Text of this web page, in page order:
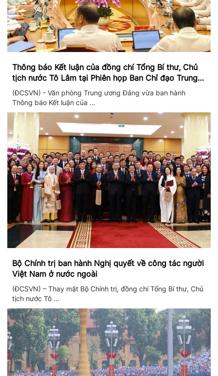
Thông báo Kết luận của đồng chí Tổng Bí thư, Chủ
tịch nước Tô Lâm tại Phiên họp Ban Chỉ đạo Trung
ương thực hiện Nghị quyết 57
(ĐCSVN) - Văn phòng Trung ương Đảng vừa ban hành
Thông báo Kết luận của ...
Bộ Chính trị ban hành Nghị quyết về công tác người
Việt Nam ở nước ngoài
(ĐCSVN) – Thay mặt Bộ Chính trị, đồng chí Tổng Bí thư, Chủ
tịch nước Tô ...